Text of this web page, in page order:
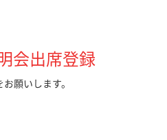
会出席登録
願いします。